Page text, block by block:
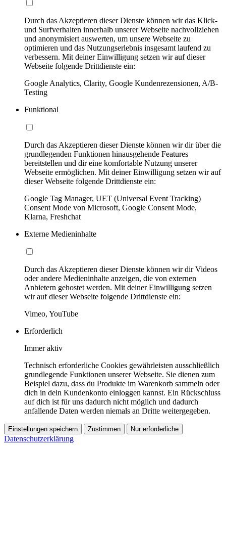
Durch das Akzeptieren dieser Dienste können wir das Klick-
und Surfverhalten innerhalb unserer Webseite nachvollziehen
und anonymisiert auswerten, um unsere Webseite zu
optimieren und das Nutzungserlebnis insgesamt laufend zu
verbessern. Mit deiner Einwilligung setzen wir auf dieser
Webseite folgende Drittdienste ein:
Google Analytics, Clarity, Google Kundenrezensionen, A/B-
Testing
Funktional
Durch das Akzeptieren dieser Dienste können wir dir über die
grundlegenden Funktionen hinausgehende Features
bereitstellen und dir eine komfortable Nutzung unserer
Webseite ermöglichen. Mit deiner Einwilligung setzen wir auf
dieser Webseite folgende Drittdienste ein:
Google Tag Manager, UET (Universal Event Tracking)
Consent Mode von Microsoft, Google Consent Mode,
Klarna, Freshchat
Externe Medieninhalte
Durch das Akzeptieren dieser Dienste können wir dir Videos
oder andere Medieninhalte anzeigen, die von externen
Anbietern gehostet werden. Mit deiner Einwilligung setzen
wir auf dieser Webseite folgende Drittdienste ein:
Vimeo, YouTube
Erforderlich
Immer aktiv
Technisch erforderliche Cookies gewährleisten ausschließlich
grundlegende Funktionen unserer Webseite. Sie dienen zum
Beispiel dazu, dass du Produkte im Warenkorb sammeln oder
dich in dein Kundenkonto einloggen kannst. Ein Rückschluss
auf dich ist für uns dadurch nicht möglich und dadurch
anfallende Daten werden niemals an Dritte weitergegeben.
Einstellungen speichern Zustimmen Nur erforderliche
Datenschutzerklärung